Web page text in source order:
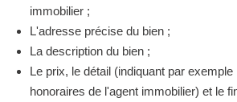
immobilier ;
L'adresse précise du bien ;
La description du bien ;
Le prix, le détail (indiquant par
honoraires de l'agent immobilier) et le